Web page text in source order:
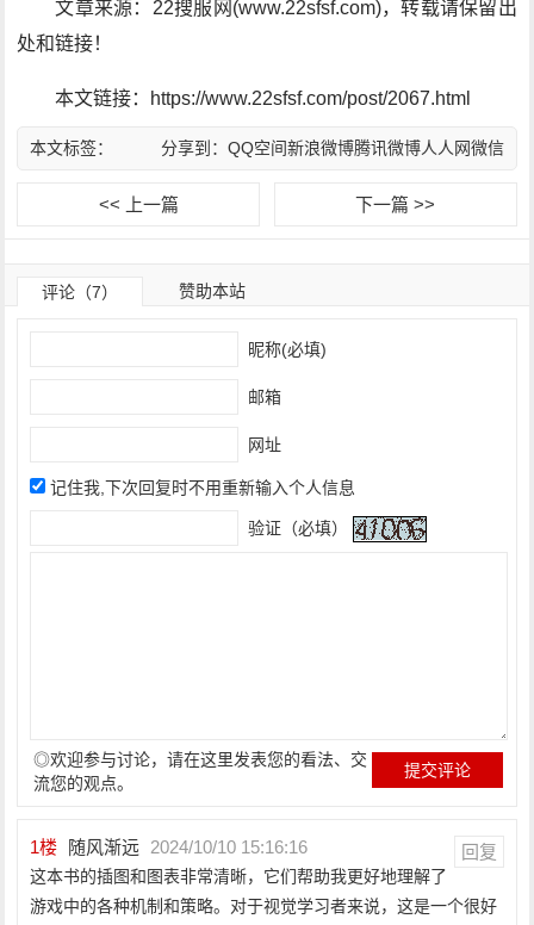
文章来源：22搜服网(www.22sfsf.com)，转载请保留出
处和链接！
本文链接：https://www.22sfsf.com/post/2067.html
分享到： QQ空间新浪微博腾讯微博人人网微信
本文标签：
<< 上一篇 下一篇 >>
评论（7） 赞助本站
昵称(必填)
邮箱
网址
记住我,下次回复时不用重新输入个人信息
验证（必填）
◎欢迎参与讨论，请在这里发表您的看法、交
流您的观点。
1楼 随风渐远 2024/10/10 15:16:16 回复
这本书的插图和图表非常清晰，它们帮助我更好地理解了
游戏中的各种机制和策略。对于视觉学习者来说，这是一个很好